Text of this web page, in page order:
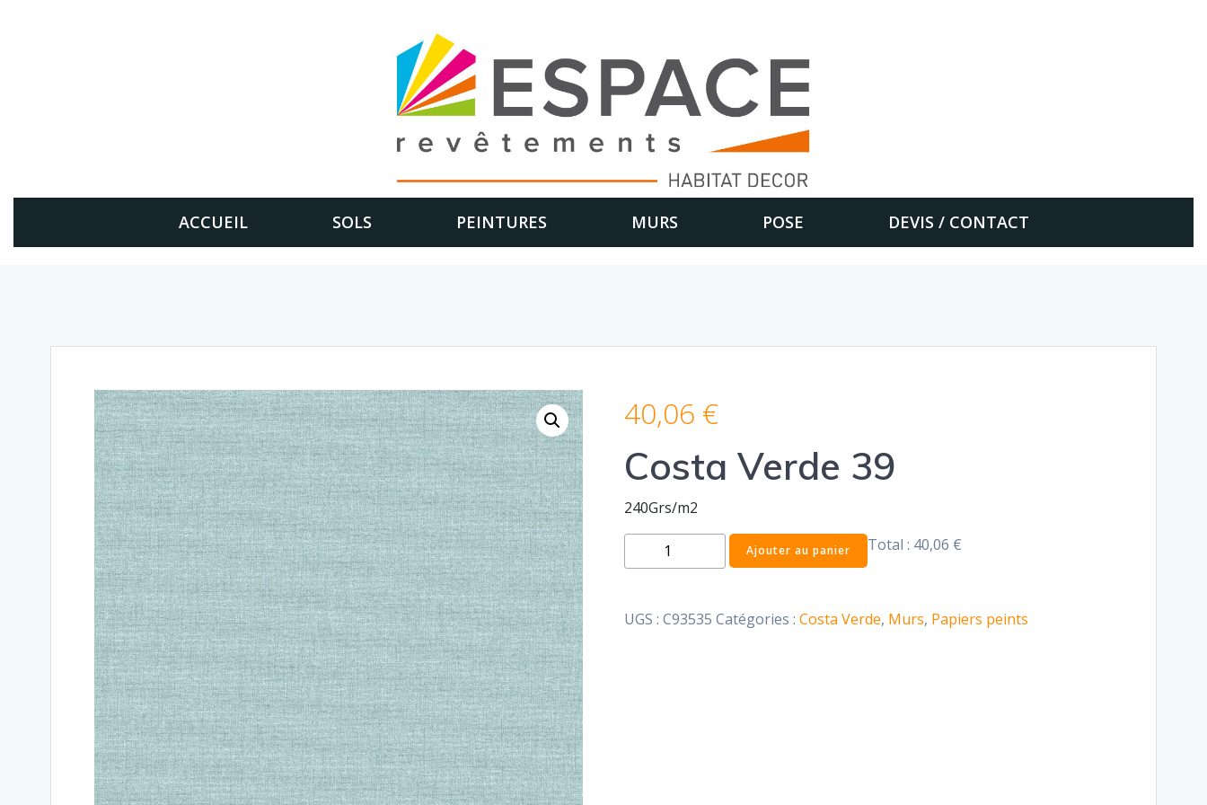
ACCUEIL SOLS PEINTURES MURS POSE DEVIS / CONTACT
40,06 €
Costa Verde 39
240Grs/m2
quantité
de
Verde
Ajouter au panier Total : 40,06 €
UGS : C93535 Catégories : Costa Verde, Murs, Papiers peints